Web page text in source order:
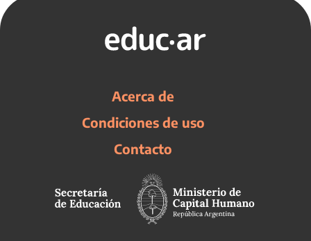
Acerca de
Condiciones de uso
Contacto